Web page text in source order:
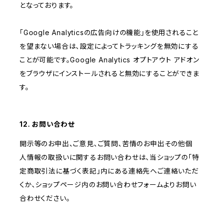
となっております。
「Google Analyticsの広告向けの機能」を使用されること
を望まない場合は、設定によってトラッキングを無効にする
ことが可能です。Google Analytics オプトアウト アドオン
をブラウザにインストールされると無効にすることができま
す。
12. お問い合わせ
開示等のお申出、ご意見、ご質問、苦情のお申出その他個
人情報の取扱いに関するお問い合わせは、当ショップの「特
定商取引法に基づく表記」内にある連絡先へご連絡いただ
くか、ショップページ内のお問い合わせフォームよりお問い
合わせください。